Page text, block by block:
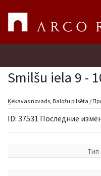
Поиск
Предприятие
Smilšu iela 9 -
Ķekavas novads, Baložu pilsēta /
ID: 37531 Последние
Tип